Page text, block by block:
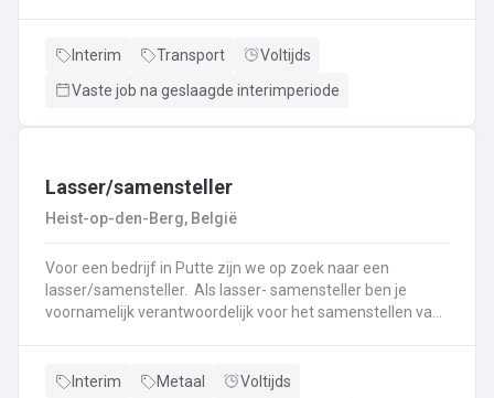
vloeistoffen.Laden en lossen volgens de voorgeschreven
documenten.Naleven van rij- en rusttijden en ADR-
Interim Transport
Voltijds
Vaste job na geslaagde interimperiode
Lasser/samensteller
Heist-op-den-Berg, België
Voor een bedrijf in Putte zijn we op zoek naar een
lasser/samensteller. Als lasser- samensteller ben je
voornamelijk verantwoordelijk voor het samenstellen van
het realiseren van onze projecten.Je werkt samen met
Interim Metaal
Voltijds